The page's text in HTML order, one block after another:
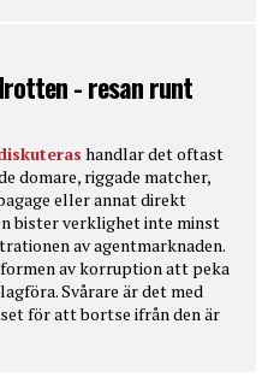
- resan runt
handlar det oftast
domare, riggade matcher,
eller annat direkt
bister verklighet inte minst
av agentmarknaden.
av korruption att peka
Svårare är det med
för att bortse ifrån den är